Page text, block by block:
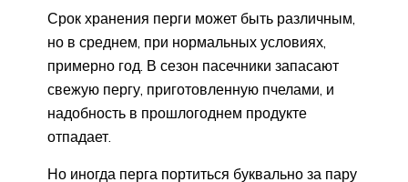
Срок хранения перги может быть различным,
но в среднем, при нормальных условиях,
примерно год. В сезон пасечники запасают
свежую пергу, приготовленную пчелами, и
надобность в прошлогоднем продукте
отпадает.
Но иногда перга портиться буквально за пару